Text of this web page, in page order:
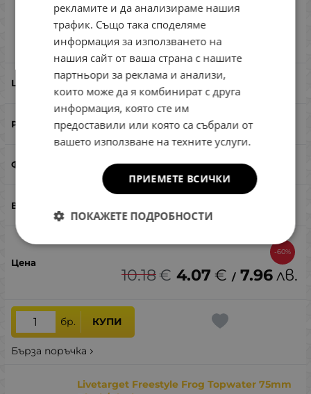
Livetarget Freestyle Frog Topwater 75mm
Tan/Brown
Сравни
Tan/Brown
75
жаба
-60%
10.18€ 4.07 € / 7.96лв.
бр. КУПИ
Бърза поръчка
Livetarget Freestyle Frog Topwater 75mm
рекламите и да анализираме нашия
трафик. Също така споделяме
информация за използването на
нашия сайт от ваша страна с нашите
партньори за реклама и анализи,
които може да я комбинират с друга
информация, която сте им
предоставили или която са събрали от
вашето използване на техните услуги.
ПРИЕМЕТЕ ВСИЧКИ
ПОКАЖЕТЕ ПОДРОБНОСТИ